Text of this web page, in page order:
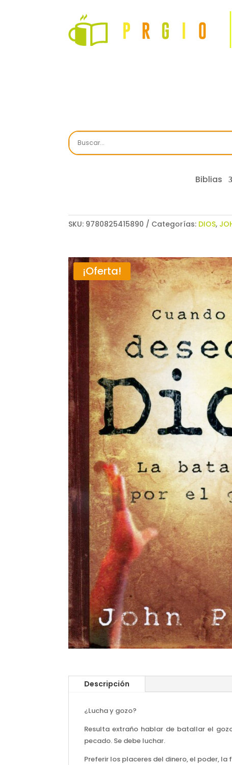
Biblias
SKU: 9780825415890 Categorías: DIOS,
¡Oferta!
Descripción
¿Lucha y gozo?
Resulta extraño hablar de batallar el
pecado. Se debe luchar.
Preferir los placeres del dinero, el poder,